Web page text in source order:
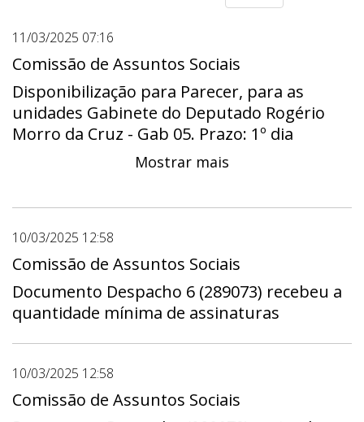
11/03/2025 07:16
Comissão de Assuntos Sociais
Disponibilização para Parecer, para as
unidades Gabinete do Deputado Rogério
Morro da Cruz - Gab 05. Prazo: 1º dia
10/03/2025 - 00:00 a útimo dia 31/03/2025 -
Mostrar mais
10/03/2025 12:58
Comissão de Assuntos Sociais
Documento Despacho 6 (289073) recebeu a
quantidade mínima de assinaturas
10/03/2025 12:58
Comissão de Assuntos Sociais